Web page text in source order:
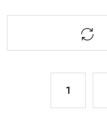
O
1